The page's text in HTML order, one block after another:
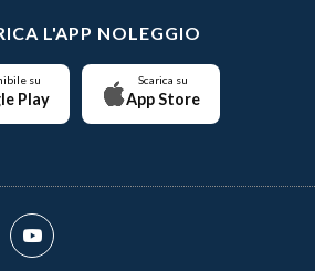
L'APP NOLEGGIO
su
Play
Scarica su
App Store